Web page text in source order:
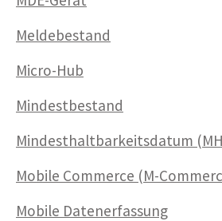
Meldebestand
Micro-Hub
Mindestbestand
Mindesthalt­barkeitsdatum
Mobile Commerce (M-
Mobile Datenerfassung